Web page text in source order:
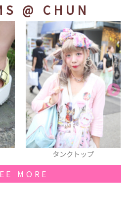
@ CHUN
バレッタ
MORE